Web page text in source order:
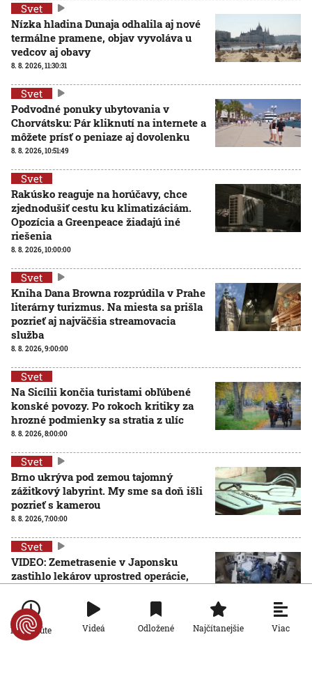
Svet
Nízka hladina Dunaja odhalila aj nové
termálne pramene, objav vyvoláva u
vedcov aj obavy
8. 8. 2026, 11:30:31
Svet
Podvodné ponuky ubytovania v
Chorvátsku: Pár kliknutí na internete a
môžete prísť o peniaze aj dovolenku
8. 8. 2026, 10:51:49
Svet
Rakúsko reaguje na horúčavy, chce
zjednodušiť cestu ku klimatizáciám.
Opozícia a Greenpeace žiadajú iné
riešenia
8. 8. 2026, 10:00:00
Svet
Kniha Dana Browna rozprúdila v Prahe
literárny turizmus. Na miesta sa prišla
pozrieť aj najväčšia streamovacia
služba
8. 8. 2026, 9:00:00
Svet
Na Sicílii končia turistami obľúbené
konské povozy. Po rokoch kritiky za
hrozné podmienky sa stratia z ulíc
8. 8. 2026, 8:00:00
Svet
Brno ukrýva pod zemou tajomný
zážitkový labyrint. My sme sa doň išli
pozrieť s kamerou
8. 8. 2026, 7:00:00
Svet
VIDEO: Zemetrasenie v Japonsku
zastihlo lekárov uprostred operácie,
7. 8. 2026, 15:01:59
Svet
Po minúte Videá Odložené Najčítanejšie Viac